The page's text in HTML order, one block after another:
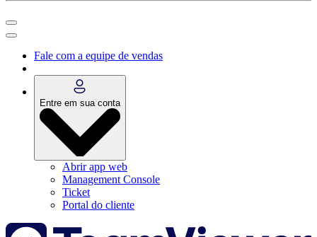
Fale com a equipe de vendas
Entre em sua conta
Abrir app web
Management Console
Ticket
Portal do cliente